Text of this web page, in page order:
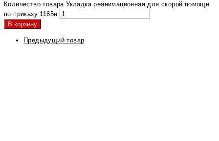
Количество товара Укладка реанимационная для скорой помощи
по приказу 1165н
В корзину
Предыдущий товар